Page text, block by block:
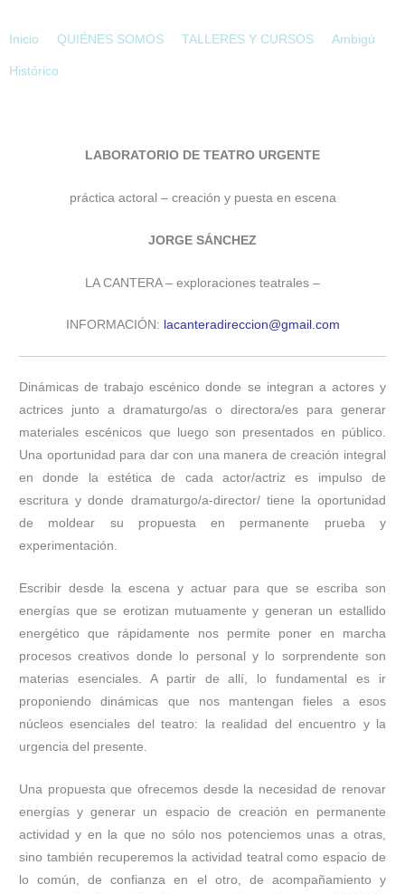
Inicio QUIÉNES SOMOS TALLERES Y CURSOS Ambigú
Histórico
LABORATORIO DE TEATRO URGENTE
práctica actoral – creación y puesta en escena
JORGE SÁNCHEZ
LA CANTERA – exploraciones teatrales –
INFORMACIÓN: lacanteradireccion@gmail.com
Dinámicas de trabajo escénico donde se integran a actores y
actrices junto a dramaturgo/as o directora/es para generar
materiales escénicos que luego son presentados en público.
Una oportunidad para dar con una manera de creación integral
en donde la estética de cada actor/actriz es impulso de
escritura y donde dramaturgo/a-director/ tiene la oportunidad
de moldear su propuesta en permanente prueba y
experimentación.
Escribir desde la escena y actuar para que se escriba son
energías que se erotizan mutuamente y generan un estallido
energético que rápidamente nos permite poner en marcha
procesos creativos donde lo personal y lo sorprendente son
materias esenciales. A partir de allí, lo fundamental es ir
proponiendo dinámicas que nos mantengan fieles a esos
núcleos esenciales del teatro: la realidad del encuentro y la
urgencia del presente.
Una propuesta que ofrecemos desde la necesidad de renovar
energías y generar un espacio de creación en permanente
actividad y en la que no sólo nos potenciemos unas a otras,
sino también recuperemos la actividad teatral como espacio de
lo común, de confianza en el otro, de acompañamiento y